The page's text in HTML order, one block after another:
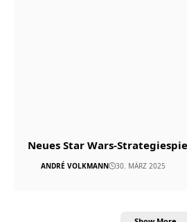
Neues Star Wars-
ANDRÉ VOLKMANN 30. MÄRZ 2025